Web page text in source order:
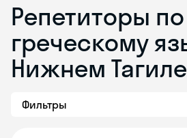
Репетиторы по
греческому
Нижнем
ФильтрыSkyeng Chat
online